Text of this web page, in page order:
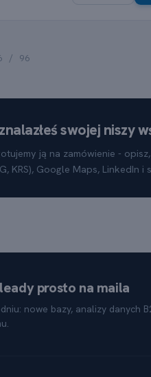
/ 96
swojej niszy
ją na zamówienie -
KRS), Google Maps,
prosto na maila
nowe bazy, analizy danych